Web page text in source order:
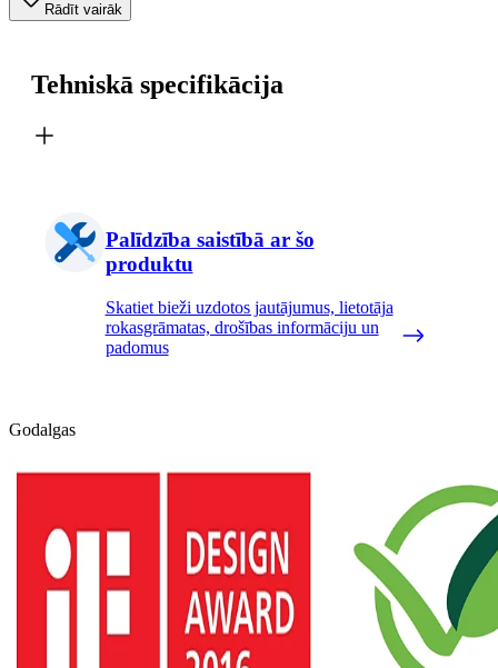
Rādīt vairāk
Tehniskā specifikācija
Palīdzība saistībā ar šo
produktu
Skatiet bieži uzdotos jautājumus, lietotāja
rokasgrāmatas, drošības informāciju un
padomus
Godalgas